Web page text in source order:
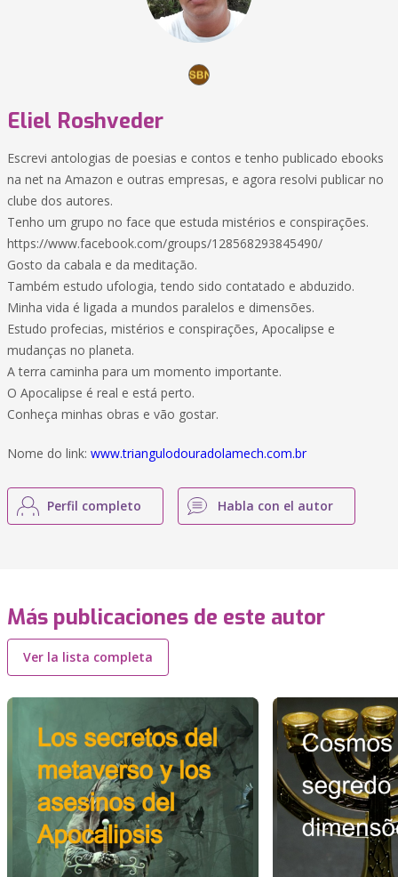
Eliel Roshveder
Escrevi antologias de poesias e contos e tenho publicado ebooks
na net na Amazon e outras empresas, e agora resolvi publicar no
clube dos autores.
Tenho um grupo no face que estuda mistérios e conspirações.
https://www.facebook.com/groups/128568293845490/
Gosto da cabala e da meditação.
Também estudo ufologia, tendo sido contatado e abduzido.
Minha vida é ligada a mundos paralelos e dimensões.
Estudo profecias, mistérios e conspirações, Apocalipse e
mudanças no planeta.
A terra caminha para um momento importante.
O Apocalipse é real e está perto.
Conheça minhas obras e vão gostar.
Nome do link: www.triangulodouradolamech.com.br
Perfil completo Habla con el autor
Más publicaciones de este autor
Ver la lista completa